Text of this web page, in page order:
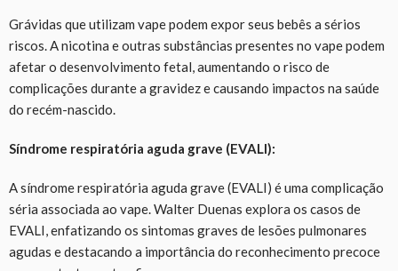
Grávidas que utilizam vape podem expor seus bebês a sérios
riscos. A nicotina e outras substâncias presentes no vape podem
afetar o desenvolvimento fetal, aumentando o risco de
complicações durante a gravidez e causando impactos na saúde
do recém-nascido.
Síndrome respiratória aguda grave (EVALI):
A síndrome respiratória aguda grave (EVALI) é uma complicação
séria associada ao vape. Walter Duenas explora os casos de
EVALI, enfatizando os sintomas graves de lesões pulmonares
agudas e destacando a importância do reconhecimento precoce